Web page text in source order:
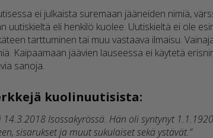
ei julkaista suremaan jääneiden nimiä,
uutiskieltä eli henkilö kuolee. Uutiskieltä ei ole
tarttuminen tai muu vastaava ilmaisu.
Kaipaamaan jäävien lauseessa ei käytetä
sanoja.
kuolinuutisista:
14.3.2018 Isossakyrössä. Hän oli syntynyt
sisarukset ja muut sukulaiset sekä ystävät.”